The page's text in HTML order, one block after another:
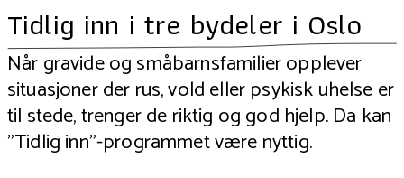
Tidlig inn i tre bydeler i Oslo
Når gravide og småbarnsfamilier opplever
situasjoner der rus, vold eller psykisk uhelse er
til stede, trenger de riktig og god hjelp. Da kan
"Tidlig inn"-programmet være nyttig.